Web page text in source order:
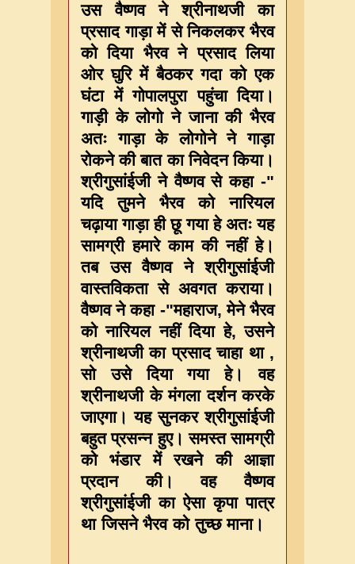
उस वैष्णव ने श्रीनाथजी का
प्रसाद गाड़ा में से निकलकर भैरव
को दिया भैरव ने प्रसाद लिया
ओर घुरि में बैठकर गदा को एक
घंटा में गोपालपुरा पहुंचा दिया।
गाड़ी के लोगो ने जाना की भैरव
अतः गाड़ा के लोगोने ने गाड़ा
रोकने की बात का निवेदन किया।
श्रीगुसांईजी ने वैष्णव से कहा -"
यदि तुमने भैरव को नारियल
चढ़ाया गाड़ा ही छू गया हे अतः यह
सामग्री हमारे काम की नहीं हे।
तब उस वैष्णव ने श्रीगुसांईजी
वास्तविकता से अवगत कराया।
वैष्णव ने कहा -"महाराज, मेने भैरव
को नारियल नहीं दिया हे, उसने
श्रीनाथजी का प्रसाद चाहा था ,
सो उसे दिया गया हे। वह
श्रीनाथजी के मंगला दर्शन करके
जाएगा। यह सुनकर श्रीगुसांईजी
बहुत प्रसन्न हुए। समस्त सामग्री
को भंडार में रखने की आज्ञा
प्रदान की। वह वैष्णव
श्रीगुसांईजी का ऐसा कृपा पात्र
था जिसने भैरव को तुच्छ माना।